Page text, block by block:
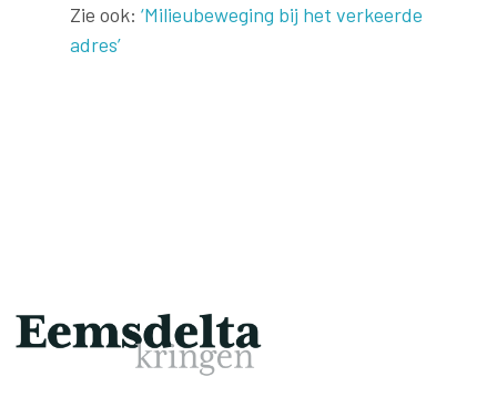
Zie ook: ‘Milieubeweging bij het verkeerde
adres’